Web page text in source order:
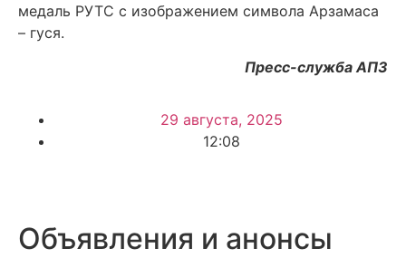
медаль РУТС с изображением символа Арзамаса
– гуся.
Пресс-служба АПЗ
29 августа, 2025
12:08
Объявления и анонсы